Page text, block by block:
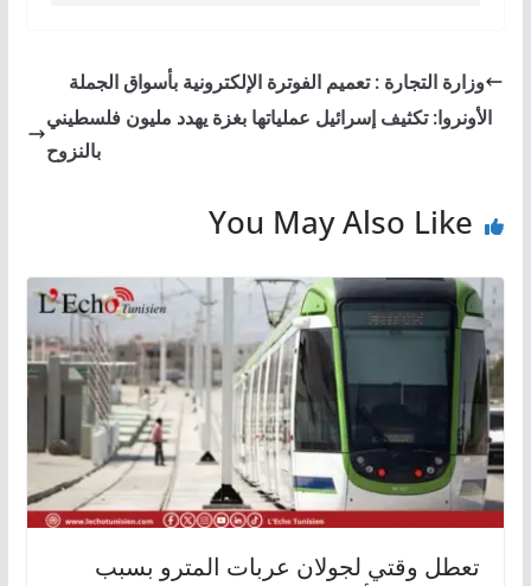
وزارة التجارة : تعميم الفوترة الإلكترونية بأسواق الجملة
الأونروا: تكثيف إسرائيل عملياتها بغزة يهدد مليون فلسطيني
بالنزوح
You May Also Like
تعطل وقتي لجولان عربات المترو بسبب